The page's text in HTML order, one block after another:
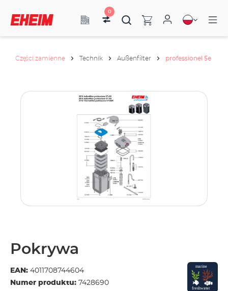
0
Części zamienne Technik Außenfilter professionel 5e
Pokrywa
EAN: 4011708744604
Numer produktu: 7428690